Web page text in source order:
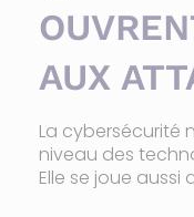
AUX
La cybersécurité
niveau des
Elle se joue aussi